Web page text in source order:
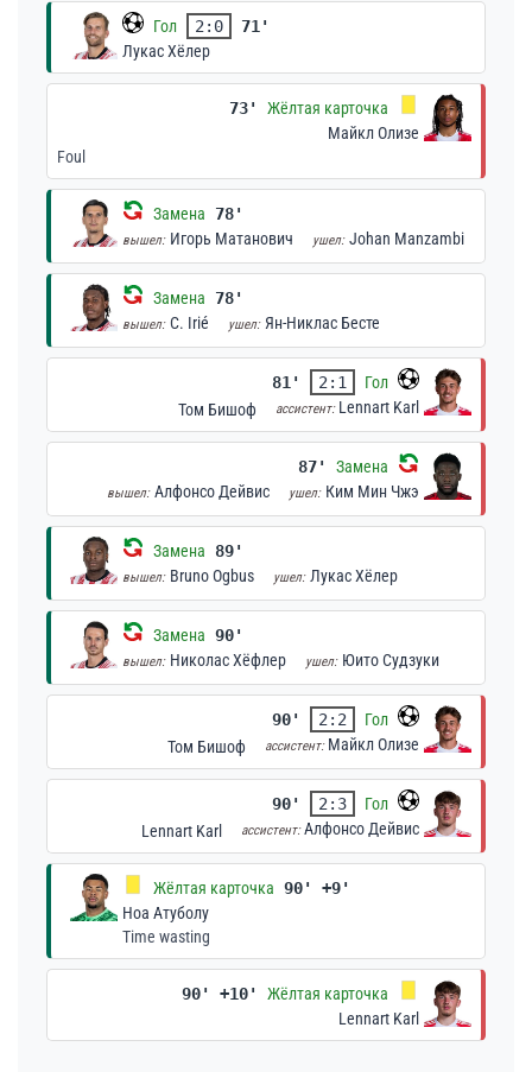
Гол 2:0
71'
Лукас Хёлер
73'
Жёлтая карточка
Майкл Олизе
Foul
Замена 78'
вышел: Игорь Матанович ушел: Johan Manzambi
Замена 78'
вышел: C. Irié ушел: Ян-Никлас Бесте
81' 2:1
Гол
Том Бишоф
ассистент: Lennart Karl
87' Замена
вышел: Алфонсо Дейвис ушел: Ким Мин Чжэ
Замена 89'
вышел: Bruno Ogbus ушел: Лукас Хёлер
Замена 90'
вышел: Николас Хёфлер ушел: Юито Судзуки
90' 2:2
Гол
Том Бишоф
ассистент: Майкл Олизе
90' 2:3
Гол
Lennart Karl
ассистент:Алфонсо Дейвис
Жёлтая карточка 90' +9'
Ноа Атуболу
Time wasting
90' +10'
Жёлтая карточка
Lennart Karl